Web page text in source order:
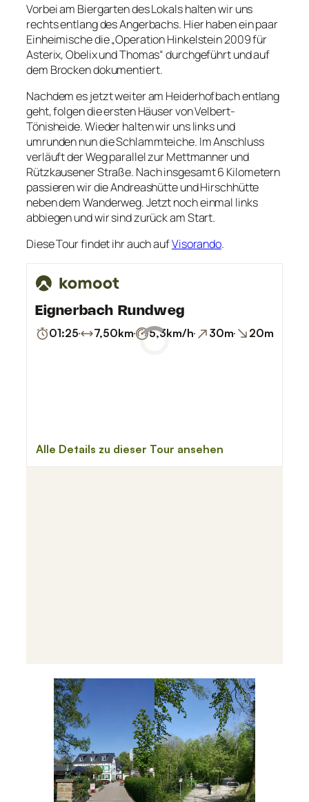
Vorbei am Biergarten des Lokals halten wir uns
rechts entlang des Angerbachs. Hier haben ein paar
Einheimische die „Operation Hinkelstein 2009 für
Asterix, Obelix und Thomas“ durchgeführt und auf
dem Brocken dokumentiert.
Nachdem es jetzt weiter am Heiderhofbach entlang
geht, folgen die ersten Häuser von Velbert-
Tönisheide. Wieder halten wir uns links und
umrunden nun die Schlammteiche. Im Anschluss
verläuft der Weg parallel zur Mettmanner und
Rützkausener Straße. Nach insgesamt 6 Kilometern
passieren wir die Andreashütte und Hirschhütte
neben dem Wanderweg. Jetzt noch einmal links
abbiegen und wir sind zurück am Start.
Diese Tour findet ihr auch aufVisorando.